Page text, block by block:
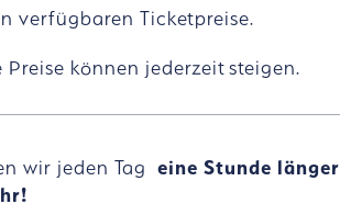
verfügbaren Ticketpreise.
können jederzeit steigen.
wir jeden Tag eine Stunde länger